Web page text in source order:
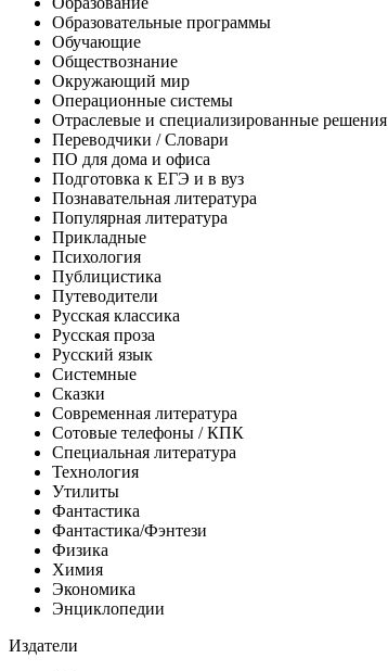
Образовательные программы
Обучающие
Обществознание
Окружающий мир
Операционные системы
Отраслевые и специализированные решения
Переводчики / Словари
ПО для дома и офиса
Подготовка к ЕГЭ и в вуз
Познавательная литература
Популярная литература
Прикладные
Психология
Публицистика
Путеводители
Русская классика
Русская проза
Русский язык
Системные
Сказки
Современная литература
Сотовые телефоны / КПК
Специальная литература
Технология
Утилиты
Фантастика
Фантастика/Фэнтези
Физика
Химия
Экономика
Энциклопедии
Издатели